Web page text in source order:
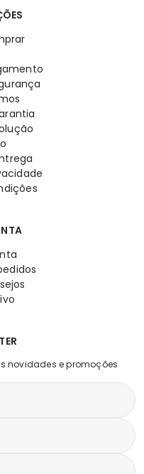
novidades e promoções